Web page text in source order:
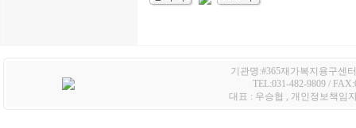
기관명:#365재가복지용구센
TEL:031-482-9809 /
대표 : 우승협 , 개인정보책임